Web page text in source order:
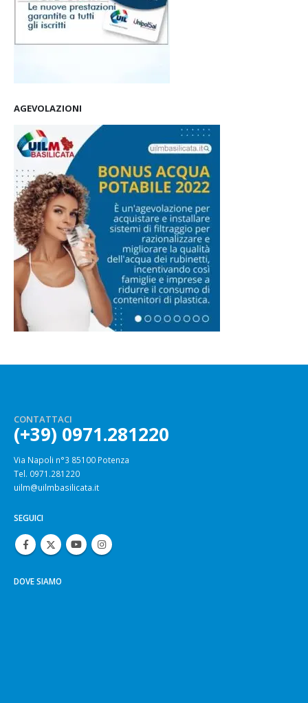
AGEVOLAZIONI
CONTATTACI
(+39) 0971.281220
Via Napoli n°3 85100 Potenza
Tel. 0971.281220
uilm@uilmbasilicata.it
SEGUICI
DOVE SIAMO